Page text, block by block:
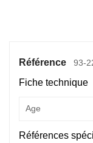
Référence 93-
Fiche technique
Age
Références